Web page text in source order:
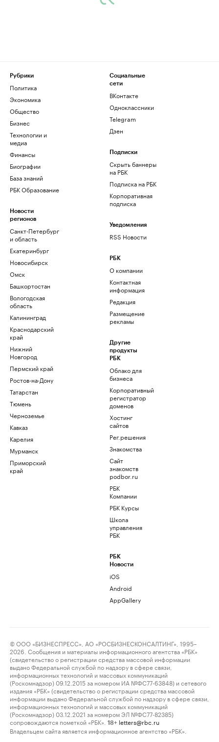
Рубрики
Политика
Экономика
Общество
Бизнес
Технологии и
медиа
Финансы
Биографии
База знаний
РБК Образование
Новости
регионов
Санкт-Петербург
и область
Екатеринбург
Новосибирск
Омск
Башкортостан
Вологодская
область
Калининград
Краснодарский
край
Нижний
Новгород
Пермский край
Ростов-на-Дону
Татарстан
Тюмень
Черноземье
Кавказ
Карелия
Мурманск
Приморский
край
Социальные
сети
ВКонтакте
Одноклассники
Telegram
Дзен
Подписки
Скрыть баннеры
на РБК
Подписка на РБК
Корпоративная
подписка
Уведомления
RSS Новости
РБК
О компании
Контактная
информация
Редакция
Размещение
рекламы
Другие
продукты
РБК
Облако для
бизнеса
Корпоративный
регистратор
доменов
Хостинг
сайтов
Рег.решения
Знакомства
Сайт
знакомств
podbor.ru
РБК
Компании
РБК Курсы
Школа
управления
РБК
РБК
Новости
iOS
Android
AppGallery
© ООО «БИЗНЕСПРЕСС», АО «РОСБИЗНЕСКОНСАЛТИНГ», 1995–
2026. Сообщения и материалы информационного агентства «РБК»
(свидетельство о регистрации средства массовой информации
выдано Федеральной службой по надзору в сфере связи,
информационных технологий и массовых коммуникаций
(Роскомнадзор) 09.12.2015 за номером ИА №ФС77-63848) и сетевого
издания «РБК» (свидетельство о регистрации средства массовой
информации выдано Федеральной службой по надзору в сфере связи,
информационных технологий и массовых коммуникаций
(Роскомнадзор) 03.12.2021 за номером ЭЛ №ФС77-82385)
сопровождаются пометкой «РБК».
18+ letters@rbc.ru
Владельцем сайта является информационное агентство «РБК».